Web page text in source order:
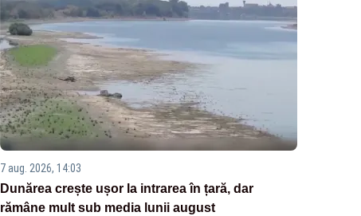
7 aug. 2026, 14:03
Dunărea crește ușor la intrarea în țară, dar
rămâne mult sub media lunii august